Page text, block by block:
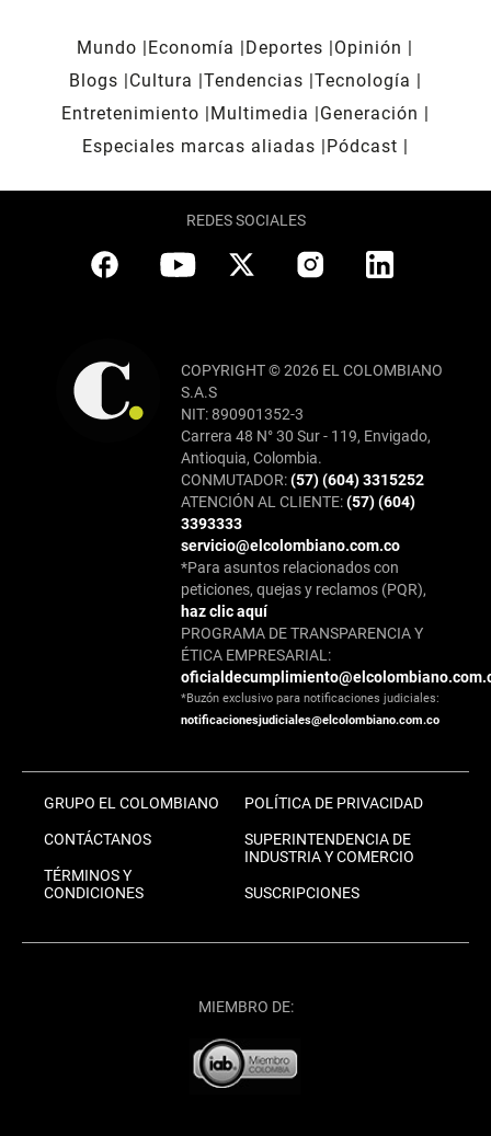
Mundo Economía Deportes
Opinión
Blogs
Cultura Tendencias Tecnología
Entretenimiento
Multimedia
Generación
Especiales marcas aliadas
Pódcast
REDES SOCIALES
COPYRIGHT © 2026 EL COLOMBIANO
S.A.S
NIT: 890901352-3
Carrera 48 N° 30 Sur - 119, Envigado,
Antioquia, Colombia.
CONMUTADOR:(57) (604) 3315252
ATENCIÓN AL CLIENTE:(57) (604)
3393333
servicio@elcolombiano.com.co
*Para asuntos relacionados con
peticiones, quejas y reclamos (PQR),
haz clic aquí
PROGRAMA DE TRANSPARENCIA Y
ÉTICA EMPRESARIAL:
*Buzón exclusivo para notificaciones judiciales:
notificacionesjudiciales@elcolombiano.com.co
GRUPO EL COLOMBIANO
CONTÁCTANOS
TÉRMINOS Y
CONDICIONES
POLÍTICA DE PRIVACIDAD
SUPERINTENDENCIA DE
INDUSTRIA Y COMERCIO
SUSCRIPCIONES
MIEMBRO DE: